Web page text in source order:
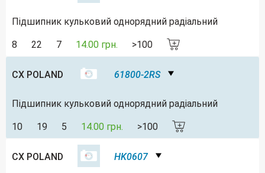
Підшипник кульковий однорядний радіальний
8 22 7 14.00 грн. >100
CX POLAND 61800-2RS
Підшипник кульковий однорядний радіальний
10 19 5 14.00 грн. >100
CX POLAND HK0607